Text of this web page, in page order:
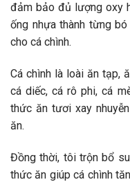
đảm bảo đủ lượng oxy
ống nhựa thành từng
cho cá chình.
Cá chình là loài ăn tạp,
cá diếc, cá rô phi, cá
thức ăn tươi xay
ăn.
Đồng thời, tôi trộn bổ
thức ăn giúp cá chình